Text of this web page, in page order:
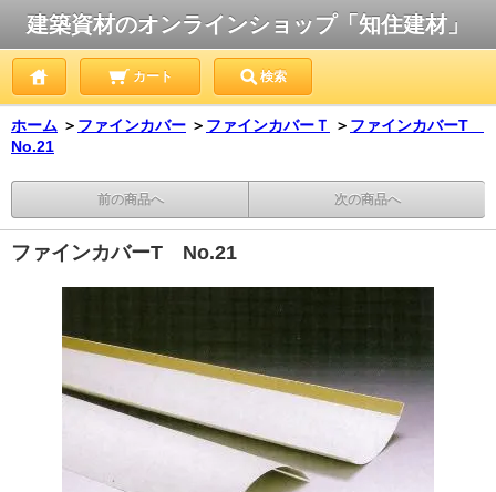
建築資材のオンラインショップ「知住建材」
カート 検索
ホーム ＞ ファインカバー ＞ ファインカバーＴ ＞ ファインカバーT
No.21
前の商品へ 次の商品へ
ファインカバーT No.21